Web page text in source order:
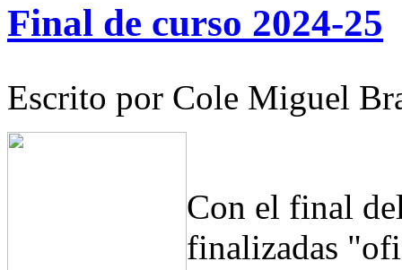
Final de curso 2024-25
Escrito por Cole Miguel
Con el final
finalizadas